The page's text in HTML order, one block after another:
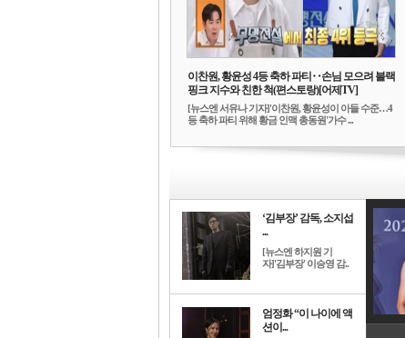
이찬원, 황윤성 4등 축하 파티‥손님 모으려 블랙
핑크 지수와 친한 척(편스토랑)[어제TV]
[뉴스엔 서유나 기자]'이찬원, 황윤성이 아들 수준…4
등 축하 파티 위해 황금 인맥 총동원'가수 ...
‘김부장’ 감독, 소지섭
...
[뉴스엔 하지원 기
자]'김부장' 이승영 감..
엄정화 “이 나이에 액
션이...